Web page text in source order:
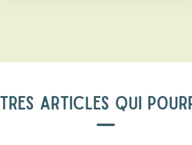
ARTICLES QUI